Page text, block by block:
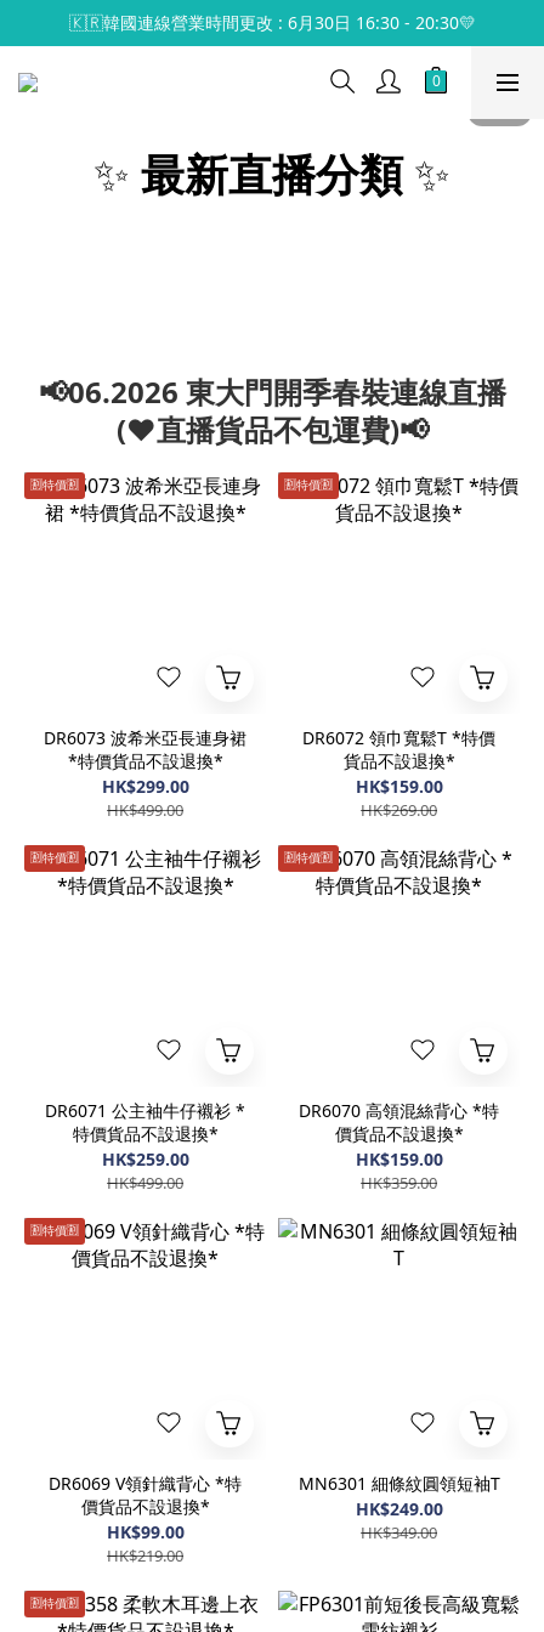
🇰🇷韓國連線營業時間更改 : 6月30日 16:30 - 20:30💛
✨ 最新直播分類✨
📢06.2026 東大門開季春裝連線直播
(♥️直播貨品不包運費)📢
🈹️特價🈹️
DR6073 波希米亞長連身裙
*特價貨品不設退換*
HK$299.00
HK$499.00
🈹️特價🈹️
DR6072 領巾寬鬆T *特價
貨品不設退換*
HK$159.00
HK$269.00
🈹️特價🈹️
DR6071 公主袖牛仔襯衫 *
特價貨品不設退換*
HK$259.00
HK$499.00
🈹️特價🈹️
DR6070 高領混絲背心 *特
價貨品不設退換*
HK$159.00
HK$359.00
🈹️特價🈹️
DR6069 V領針織背心 *特
價貨品不設退換*
HK$99.00
HK$219.00
MN6301 細條紋圓領短袖T
HK$249.00
HK$349.00
🈹️特價🈹️